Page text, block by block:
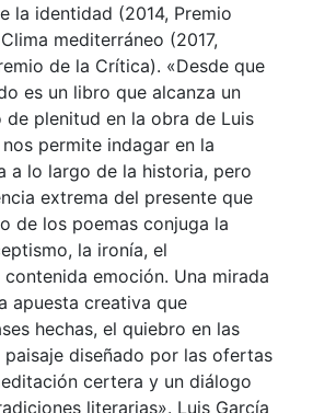
la identidad (2014, Premio
mediterráneo (2017,
de la Crítica). «Desde que
es un libro que alcanza un
plenitud en la obra de Luis
permite indagar en la
a lo largo de la historia, pero
extrema del presente que
de los poemas conjuga la
la ironía, el
emoción. Una mirada
apuesta creativa que
hechas, el quiebro en las
diseñado por las ofertas
certera y un diálogo
literarias». Luis García